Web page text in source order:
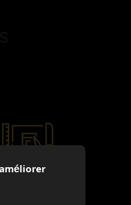
FAIRE